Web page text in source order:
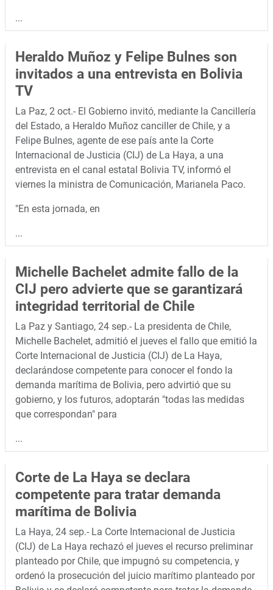
...
Heraldo Muñoz y Felipe Bulnes son
invitados a una entrevista en Bolivia
TV
La Paz, 2 oct.- El Gobierno invitó, mediante la Cancillería
del Estado, a Heraldo Muñoz canciller de Chile, y a
Felipe Bulnes, agente de ese país ante la Corte
Internacional de Justicia (CIJ) de La Haya, a una
entrevista en el canal estatal Bolivia TV, informó el
viernes la ministra de Comunicación, Marianela Paco.
"En esta jornada, en
...
Michelle Bachelet admite fallo de la
CIJ pero advierte que se garantizará
integridad territorial de Chile
La Paz y Santiago, 24 sep.- La presidenta de Chile,
Michelle Bachelet, admitió el jueves el fallo que emitió la
Corte Internacional de Justicia (CIJ) de La Haya,
declarándose competente para conocer el fondo la
demanda marítima de Bolivia, pero advirtió que su
gobierno, y los futuros, adoptarán "todas las medidas
que correspondan" para
...
Corte de La Haya se declara
competente para tratar demanda
marítima de Bolivia
La Haya, 24 sep.- La Corte Internacional de Justicia
(CIJ) de La Haya rechazó el jueves el recurso preliminar
planteado por Chile, que impugnó su competencia, y
ordenó la prosecución del juicio marítimo planteado por